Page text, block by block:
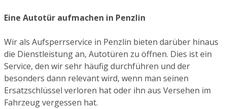
Eine Autotür aufmachen in Penzlin
Wir als Aufsperrservice in Penzlin bieten darüber hinaus
die Dienstleistung an, Autotüren zu öffnen. Dies ist ein
Service, den wir sehr häufig durchführen und der
besonders dann relevant wird, wenn man seinen
Ersatzschlüssel verloren hat oder ihn aus Versehen im
Fahrzeug vergessen hat.